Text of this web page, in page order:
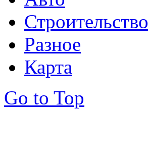
Строительство
Разное
Карта
Go to Top